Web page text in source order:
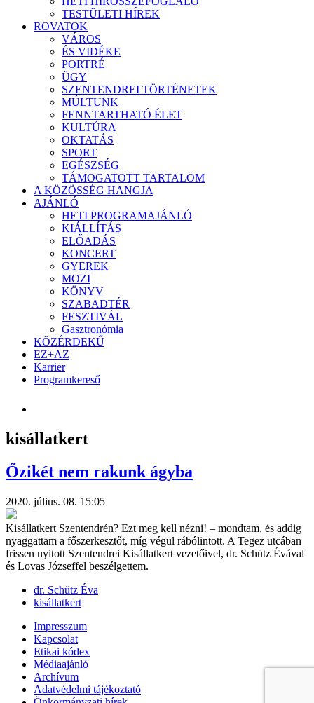
TESTÜLETI HÍREK
ROVATOK
VÁROS
ÉS VIDÉKE
PORTRÉ
ÜGY
SZENTENDREI TÖRTÉNETEK
MÚLTUNK
FENNTARTHATÓ ÉLET
KULTÚRA
OKTATÁS
SPORT
EGÉSZSÉG
TÁMOGATOTT TARTALOM
A KÖZÖSSÉG HANGJA
AJÁNLÓ
HETI PROGRAMAJÁNLÓ
KIÁLLÍTÁS
ELŐADÁS
KONCERT
GYEREK
MOZI
KÖNYV
SZABADTÉR
FESZTIVÁL
Gasztronómia
KÖZÉRDEKŰ
EZ+AZ
Karrier
Programkereső
kisállatkert
Őzikét nem rakunk ágyba
2020. július. 08. 15:05
Kisállatkert Szentendrén? Ezt meg kell nézni! – mondtam, és addig
nyaggattam a főszerkesztőt, míg végül rábólintott. A Tegez utcában
frissen nyitott Szentendrei Kisállatkert vezetőivel, dr. Schütz Évával
és Lovas Józseffel beszélgettem.
dr. Schütz Éva
kisállatkert
Impresszum
Kapcsolat
Etikai kódex
Médiaajánló
Archívum
Adatvédelmi tájékoztató